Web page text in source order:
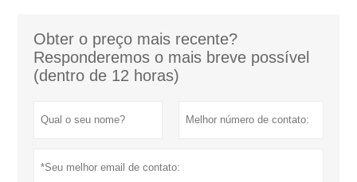
Obter o preço mais recente?
Responderemos o mais breve possível
(dentro de 12 horas)